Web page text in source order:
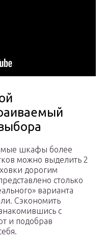
шкафы более
можно выделить 2
дорогим
столько
варианта
Сэкономить
с
и подобрав